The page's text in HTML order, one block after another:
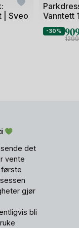
| Sveo
av
2
Vanntett
-30%
det
vente
gjør
bli